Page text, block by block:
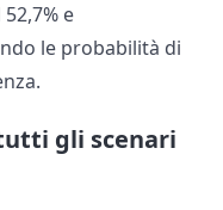
e
le probabilità di
gli scenari